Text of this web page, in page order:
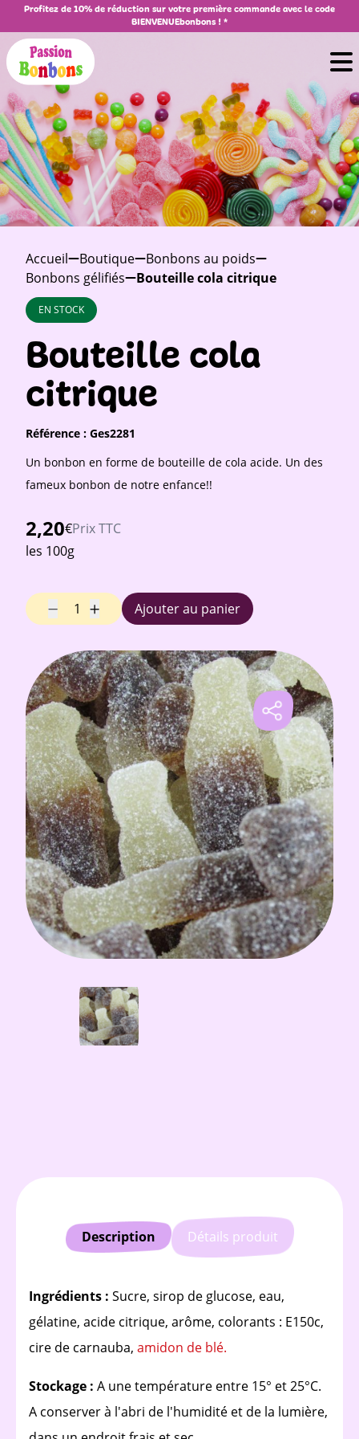
Profitez de 10% de réduction sur votre première commande avec le code
BIENVENUEbonbons ! *
Accueil Boutique
Bonbons au poids
Bonbons gélifiés
Bouteille cola citrique
EN STOCK
Bouteille cola
citrique
Référence : Ges2281
Un bonbon en forme de bouteille de cola acide. Un des
fameux bonbon de notre enfance!!
2,20€Prix TTC
les 100g
Description Détails produit
Ingrédients : Sucre, sirop de glucose, eau,
gélatine, acide citrique, arôme, colorants : E150c,
cire de carnauba, amidon de blé.
Stockage : A une température entre 15° et 25°C.
A conserver à l'abri de l'humidité et de la lumière,